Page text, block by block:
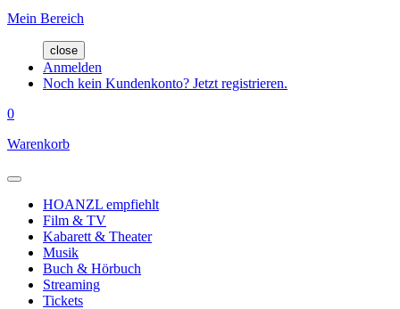
Mein Bereich
close
Anmelden
Noch kein Kundenkonto? Jetzt registrieren.
0
Warenkorb
HOANZL empfiehlt
Film & TV
Kabarett & Theater
Musik
Buch & Hörbuch
Streaming
Tickets